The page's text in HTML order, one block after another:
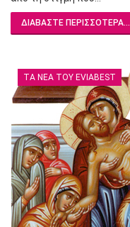
ΔΙΑΒΆΣΤΕ ΠΕΡΙΣΣΌΤΕΡΑ...
ΤΑ ΝΈΑ ΤΟΥ EVIABEST